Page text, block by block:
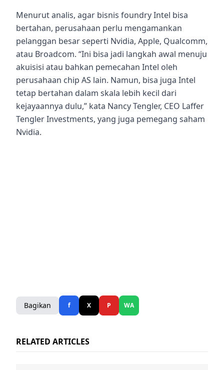
Menurut analis, agar bisnis foundry Intel bisa
bertahan, perusahaan perlu mengamankan
pelanggan besar seperti Nvidia, Apple, Qualcomm,
atau Broadcom. “Ini bisa jadi langkah awal menuju
akuisisi atau bahkan pemecahan Intel oleh
perusahaan chip AS lain. Namun, bisa juga Intel
tetap bertahan dalam skala lebih kecil dari
kejayaannya dulu,” kata Nancy Tengler, CEO Laffer
Tengler Investments, yang juga pemegang saham
Nvidia.
Bagikan f X P WA
RELATED ARTICLES